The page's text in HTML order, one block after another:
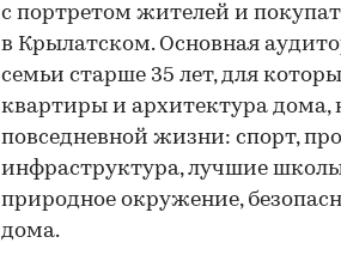
00:00
с портретом жителей и
в Крылатском. Основная
семьи старше 35 лет, для
квартиры и архитектура дома,
повседневной жизни: спорт,
инфраструктура, лучшие
природное окружение,
дома.